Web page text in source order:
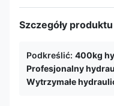
Szczegóły produktu
Podkreślić: 400kg
Profesjonalny
Wytrzymałe